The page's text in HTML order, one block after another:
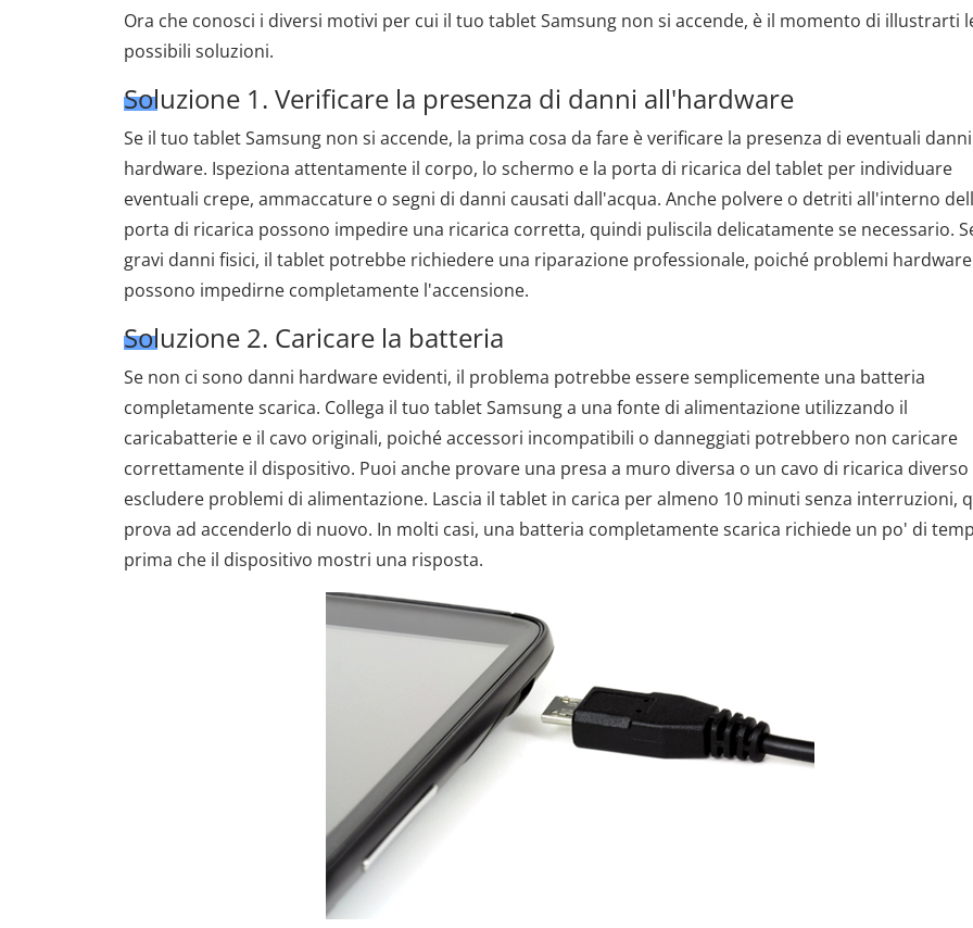
Ora che conosci i diversi motivi per cui il tuo tablet Samsung non si accende, è il momento di illustrarti
possibili soluzioni.
Soluzione 1. Verificare la presenza di danni all'hardware
Se il tuo tablet Samsung non si accende, la prima cosa da fare è verificare la presenza di eventuali danni
hardware. Ispeziona attentamente il corpo, lo schermo e la porta di ricarica del tablet per individuare
eventuali crepe, ammaccature o segni di danni causati dall'acqua. Anche polvere o detriti all'interno
porta di ricarica possono impedire una ricarica corretta, quindi puliscila delicatamente se necessario.
gravi danni fisici, il tablet potrebbe richiedere una riparazione professionale, poiché problemi hardware
possono impedirne completamente l'accensione.
Soluzione 2. Caricare la batteria
Se non ci sono danni hardware evidenti, il problema potrebbe essere semplicemente una batteria
completamente scarica. Collega il tuo tablet Samsung a una fonte di alimentazione utilizzando il
caricabatterie e il cavo originali, poiché accessori incompatibili o danneggiati potrebbero non caricare
correttamente il dispositivo. Puoi anche provare una presa a muro diversa o un cavo di ricarica
escludere problemi di alimentazione. Lascia il tablet in carica per almeno 10 minuti senza interruzioni,
prova ad accenderlo di nuovo. In molti casi, una batteria completamente scarica richiede un po' di
prima che il dispositivo mostri una risposta.